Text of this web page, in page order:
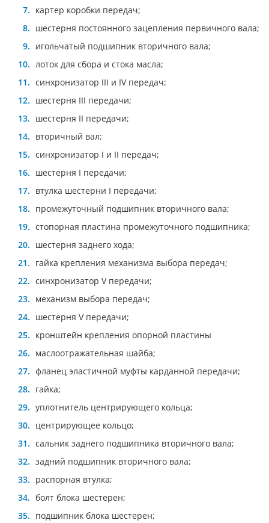
картер коробки передач;
шестерня постоянного зацепления первичного вала;
игольчатый подшипник вторичного вала;
лоток для сбора и стока масла;
синхронизатор III и IV передач;
шестерня III передачи;
шестерня II передачи;
вторичный вал;
синхронизатор I и II передач;
шестерня I передачи;
втулка шестерни I передачи;
промежуточный подшипник вторичного вала;
стопорная пластина промежуточного подшипника;
шестерня заднего хода;
гайка крепления механизма выбора передач;
синхронизатор V передачи;
механизм выбора передач;
шестерня V передачи;
кронштейн крепления опорной пластины
маслоотражательная шайба;
фланец эластичной муфты карданной передачи;
гайка;
уплотнитель центрирующего кольца;
центрирующее кольцо;
сальник заднего подшипника вторичного вала;
задний подшипник вторичного вала;
распорная втулка;
болт блока шестерен;
подшипник блока шестерен;